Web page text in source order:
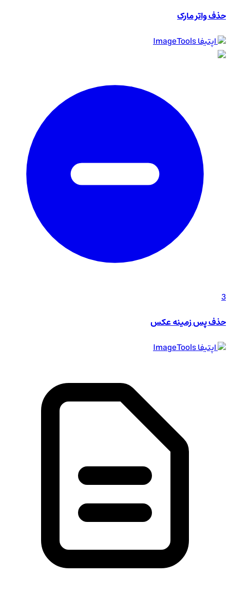
حذف واتر مارک
اپتیفاImageTools
3
حذف پس زمینه عکس
اپتیفاImageTools